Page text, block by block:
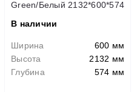
Green/Белый 2132*600*574
В наличии
Ширина
600 мм
Высота
2132 мм
Глубина
574 мм